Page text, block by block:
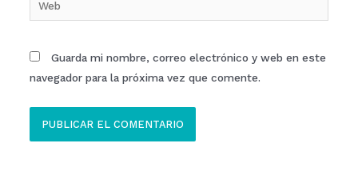
Guarda mi nombre, correo electrónico y web en este
navegador para la próxima vez que comente.